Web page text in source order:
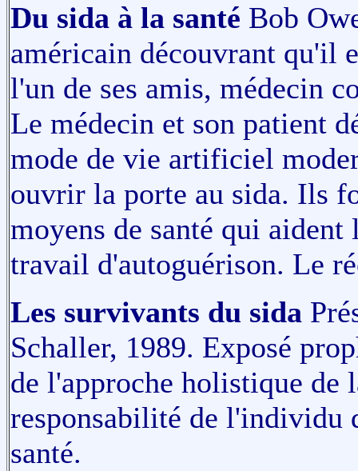
Du sida à la santé Bob
américain découvrant qu'il
l'un de ses amis, médecin
Le médecin et son patient
mode de vie artificiel
ouvrir la porte au sida. Ils
moyens de santé qui
travail d'autoguérison. Le
Les survivants du sida
Schaller, 1989. Exposé
de l'approche holistique de
responsabilité de l'individu
santé.